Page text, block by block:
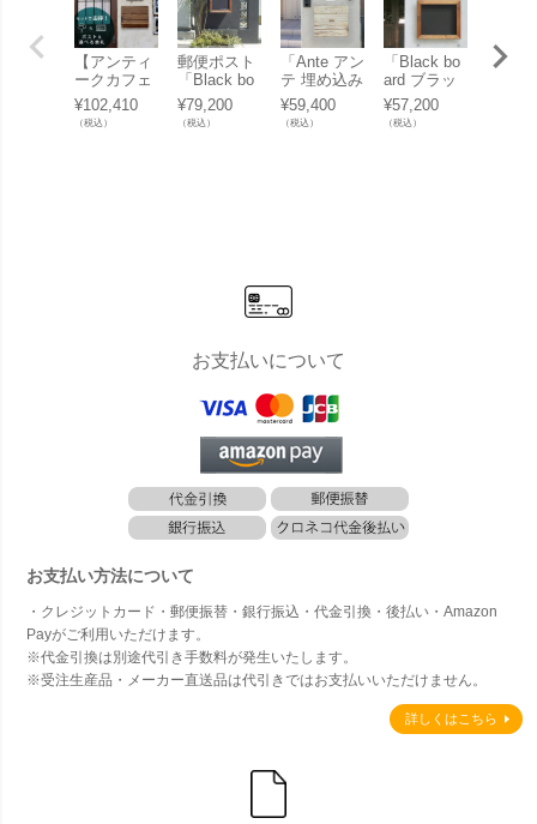
【アンティ
ークカフェ
スタイル 埋
め込みポス
ト＆表札セ
¥102,410
（税込）
郵便ポスト
「Black bo
ard ブラッ
クボード 埋
め込み型ポ
¥79,200
（税込）
「Ante アン
テ 埋め込み
型ポスト」
¥59,400
（税込）
「Black bo
ard ブラッ
クボード 埋
め込み型ポ
スト」
¥57,200
（税込）
ドー
お支払いについて
お支払い方法について
・クレジットカード・郵便振替・銀行振込・代金引換・後払い・Amazon
Payがご利用いただけます。
※代金引換は別途代引き手数料が発生いたします。
※受注生産品・メーカー直送品は代引きではお支払いいただけません。
詳しくはこちら